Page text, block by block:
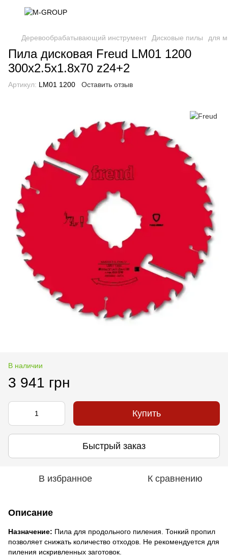
Деревообрабатывающий инструмент Дисковые пилы для
Пила дисковая Freud LM01 1200
300х2.5х1.8х70 z24+2
Артикул: LM01 1200 Оставить отзыв
В наличии
3 941 грн
Купить
Быстрый заказ
В избранное К сравнению
Описание
Назначение: Пила для продольного пиления. Тонкий пропил
позволяет снижать количество отходов. Не рекомендуется для
пиления искривленных заготовок.